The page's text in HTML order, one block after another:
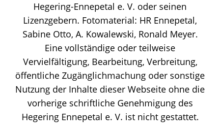
Hegering-Ennepetal e. V. oder seinen
Lizenzgebern. Fotomaterial: HR Ennepetal,
Sabine Otto, A. Kowalewski, Ronald Meyer.
Eine vollständige oder teilweise
Vervielfältigung, Bearbeitung, Verbreitung,
öffentliche Zugänglichmachung oder sonstige
Nutzung der Inhalte dieser Webseite ohne die
vorherige schriftliche Genehmigung des
Hegering Ennepetal e. V. ist nicht gestattet.